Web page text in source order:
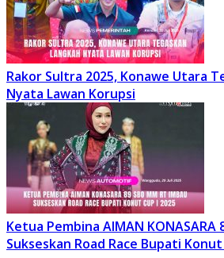
Rakor Sultra 2025, Konawe Utara
Nyata Lawan Korupsi
Ketua Pembina AIMAN KONASARA
Sukseskan Road Race Bupati Konut